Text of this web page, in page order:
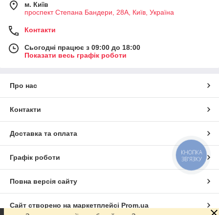
м. Київ
проспект Степана Бандери, 28А, Київ, Україна
Контакти
Сьогодні працює з 09:00 до 18:00
Показати весь графік роботи
Про нас
Контакти
Доставка та оплата
Графік роботи
Повна версія сайту
Сайт створено на маркетплейсі Prom.ua
КНОПКА
ЗВ'ЯЗКУ